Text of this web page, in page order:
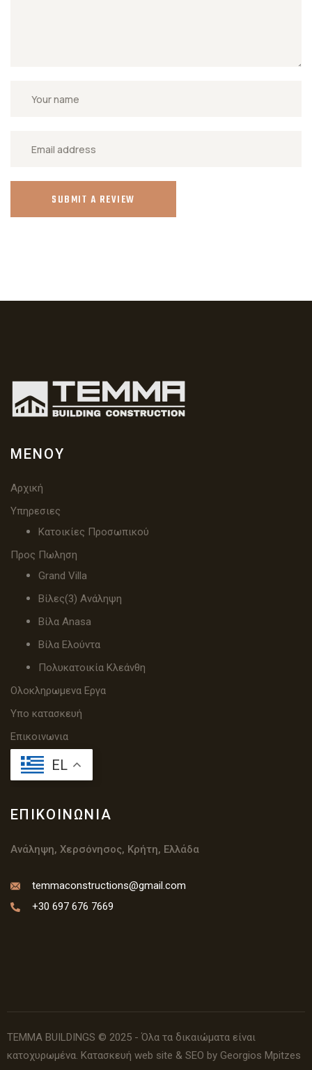
SUBMIT A REVIEW
ΜΕΝΟΎ
Αρχική
Υπηρεσιες
Κατοικίες Προσωπικού
Προς Πωληση
Grand Villa
Βίλες(3) Ανάληψη
Βίλα Anasa
Βίλα Ελούντα
Πολυκατοικία Κλεάνθη
Ολοκληρωμενα Εργα
Υπο κατασκευή
Επικοινωνια
EL
ΕΠΙΚΟΙΝΩΝΊΑ
Ανάληψη, Χερσόνησος, Κρήτη, Ελλάδα
temmaconstructions@gmail.com
+30 697 676 7669
TEMMA BUILDINGS © 2025 - Όλα τα δικαιώματα είναι
κατοχυρωμένα. Κατασκευή web site & SEO by Georgios Mpitzes